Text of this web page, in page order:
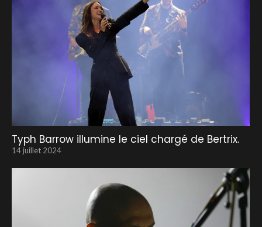
Typh Barrow illumine le ciel chargé de Bertrix.
14 juillet 2024